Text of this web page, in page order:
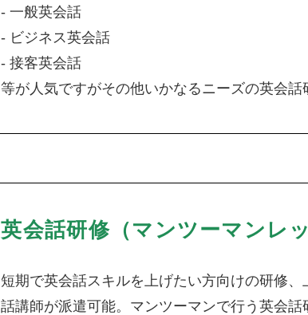
- 一般英会話
- ビジネス英会話
- 接客英会話
等が人気ですがその他いかなるニーズの英会話
英会話研修（マンツーマンレッ
短期で英会話スキルを上げたい方向けの研修
話講師が派遣可能。マンツーマンで行う英会